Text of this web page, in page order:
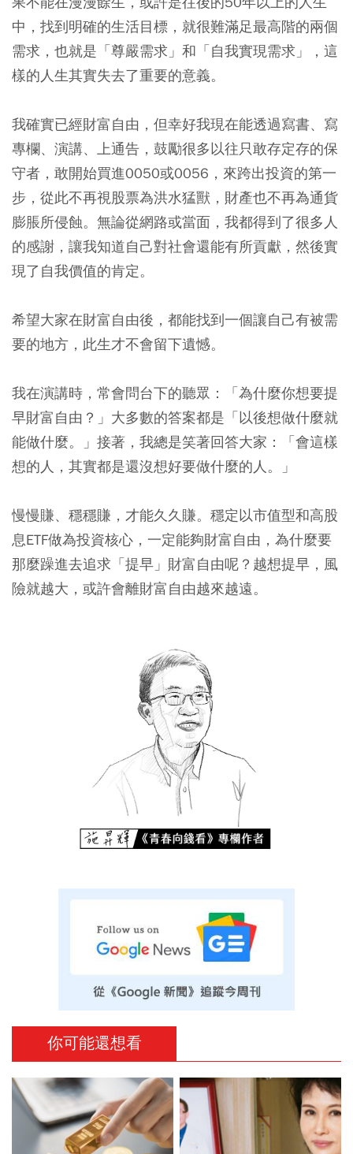
中，找到明確的生活目標，就很難滿足最高階的兩個
需求，也就是「尊嚴需求」和「自我實現需求」，這
樣的人生其實失去了重要的意義。
我確實已經財富自由，但幸好我現在能透過寫書、寫
專欄、演講、上通告，鼓勵很多以往只敢存定存的保
守者，敢開始買進0050或0056，來跨出投資的第一
步，從此不再視股票為洪水猛獸，財產也不再為通貨
膨脹所侵蝕。無論從網路或當面，我都得到了很多人
的感謝，讓我知道自己對社會還能有所貢獻，然後實
現了自我價值的肯定。
希望大家在財富自由後，都能找到一個讓自己有被需
要的地方，此生才不會留下遺憾。
我在演講時，常會問台下的聽眾：「為什麼你想要提
早財富自由？」大多數的答案都是「以後想做什麼就
能做什麼。」接著，我總是笑著回答大家：「會這樣
想的人，其實都是還沒想好要做什麼的人。」
慢慢賺、穩穩賺，才能久久賺。穩定以市值型和高股
息ETF做為投資核心，一定能夠財富自由，為什麼要
那麼躁進去追求「提早」財富自由呢？越想提早，風
險就越大，或許會離財富自由越來越遠。
你可能還想看